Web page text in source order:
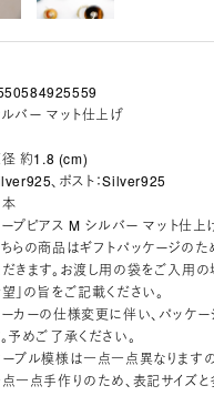
バー マット仕上げ
約1.8 (cm)
、ポスト：Silver925
プピアス M シルバー マット仕上
らの商品はギフトパッケージの
きます。お渡し用の袋をご入用
」の旨をご記載ください。
カーの仕様変更に伴い、パッケ
予めご了承ください。
ブル模様は一点一点異なります
一点手作りのため、表記サイズ